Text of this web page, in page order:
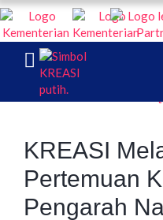
KREASI KOLABORASI
PUBLIKASI
ARTIKEL &
KREASI
Pertemuan
Pengarah